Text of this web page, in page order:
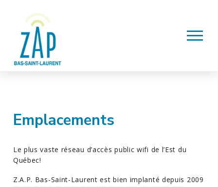
Emplacements
Le plus vaste réseau d’accès public wifi de l’Est du
Québec!
Z.A.P. Bas-Saint-Laurent est bien implanté depuis 2009